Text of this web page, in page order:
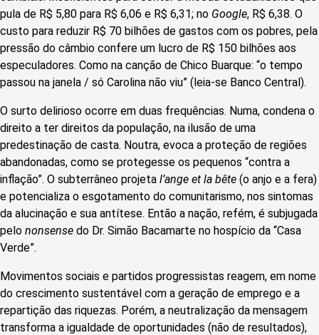
pula de R$ 5,80 para R$ 6,06 e R$ 6,31; no Google, R$ 6,38. O
custo para reduzir R$ 70 bilhões de gastos com os pobres, pela
pressão do câmbio confere um lucro de R$ 150 bilhões aos
especuladores. Como na canção de Chico Buarque: “o tempo
passou na janela / só Carolina não viu” (leia-se Banco Central).
O surto delirioso ocorre em duas frequências. Numa, condena o
direito a ter direitos da população, na ilusão de uma
predestinação de casta. Noutra, evoca a proteção de regiões
abandonadas, como se protegesse os pequenos “contra a
inflação”. O subterrâneo projeta l’ange et la bête (o anjo e a fera)
e potencializa o esgotamento do comunitarismo, nos sintomas
da alucinação e sua antítese. Então a nação, refém, é subjugada
pelo nonsense do Dr. Simão Bacamarte no hospício da “Casa
Verde”.
Movimentos sociais e partidos progressistas reagem, em nome
do crescimento sustentável com a geração de emprego e a
repartição das riquezas. Porém, a neutralização da mensagem
transforma a igualdade de oportunidades (não de resultados),